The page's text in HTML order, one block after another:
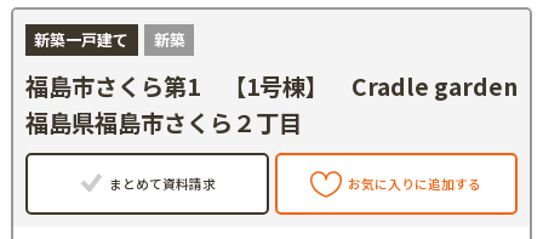
新築一戸建て 新築
福島市さくら第1 【1号棟】 Cradle garden
福島県福島市さくら２丁目
まとめて資料請求 お気に入りに追加する